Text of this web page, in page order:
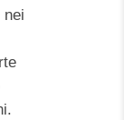
nei